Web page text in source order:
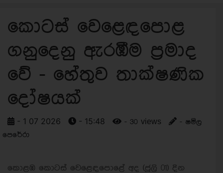
කොටස් වෙළෙඳපොළ
ගනුදෙනු ඇරඹීම ප්‍රමාද
වේ - හේතුව තාක්ෂණික
දෝෂයක්
- 1 07 2026 - 15:48 - 30 views
- ෂමිල
පෙරේරා
කොළඹ කොටස් වෙළෙඳපොළේ අද (ජූලි 01) දින